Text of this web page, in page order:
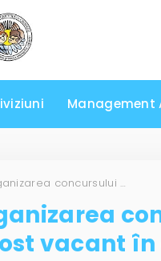
Management
Anunț privind organizarea concursului pentru ocuparea unui post vacant în cadrul DGPDC!
vacant în